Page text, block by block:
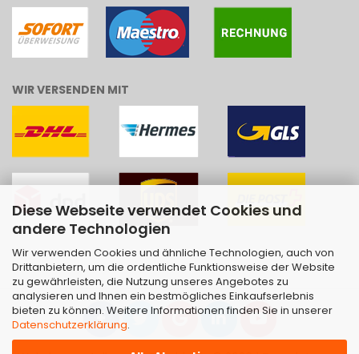
Diese Webseite verwendet Cookies und
andere Technologien
Wir verwenden Cookies und ähnliche Technologien, auch von
Drittanbietern, um die ordentliche Funktionsweise der Website
zu gewährleisten, die Nutzung unseres Angebotes zu
analysieren und Ihnen ein bestmögliches Einkaufserlebnis
bieten zu können. Weitere Informationen finden Sie in unserer
Datenschutzerklärung.
WIR VERSENDEN MIT